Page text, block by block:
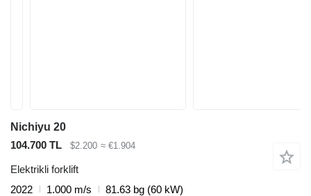
Nichiyu 20
104.700 TL
$2.200 ≈ €1.904
Elektrikli forklift
2022
1.000 m/s
81.63 bg (60 kW)